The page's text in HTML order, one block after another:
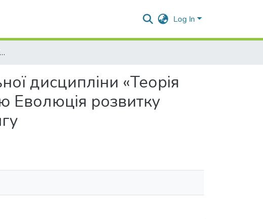
Log In
Методичні рекомендації до вивчення навчальної дисципліни «Теорія систем у менеджменті та маркетингу» за темою Еволюція розвитку теорії систем і класифікація систем в маркетингу
дисципліни «Теорія
Еволюція розвитку